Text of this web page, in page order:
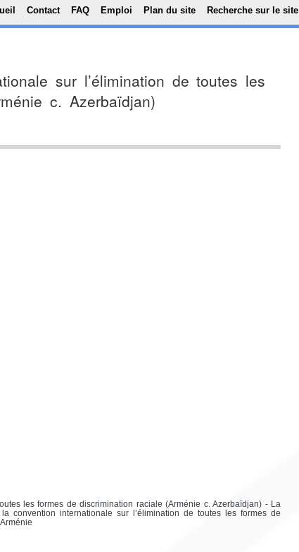
Aller au contenu principal
Menu
Contact FAQ Emploi Plan du site Recherche sur le site
sur l’élimination de toutes les
c. Azerbaïdjan)
les formes de discrimination raciale (Arménie c. Azerbaïdjan) - La
convention internationale sur l’élimination de toutes les formes de